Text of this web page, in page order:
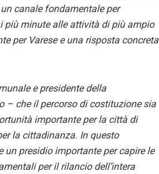
canale fondamentale per
più minute alle attività di più ampio
per Varese e una risposta concreta
e presidente della
– che il percorso di costituzione sia
importante per la città di
la cittadinanza. In questo
presidio importante per capire le
per il rilancio dell’intera